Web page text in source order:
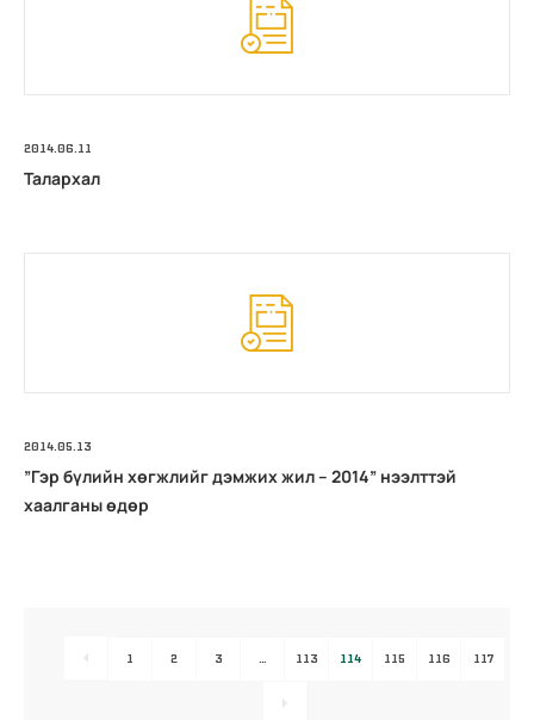
2014.06.11
Талархал
2014.05.13
”Гэр бүлийн хөгжлийг дэмжих жил – 2014” нээлттэй
хаалганы өдөр
1 2 3 … 113 114 115 116 117